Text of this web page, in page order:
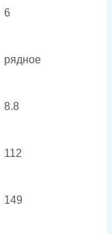
6
рядное
8.8
112
149